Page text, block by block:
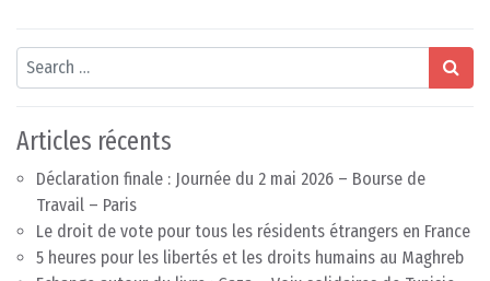
Search
Articles récents
Déclaration finale : Journée du 2 mai 2026 – Bourse de
Travail – Paris
Le droit de vote pour tous les résidents étrangers en France
5 heures pour les libertés et les droits humains au Maghreb